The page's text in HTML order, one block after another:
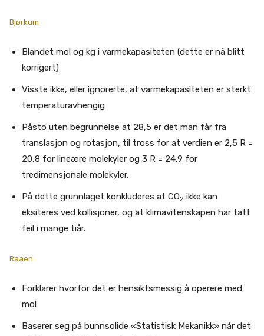
Bjørkum
Blandet mol og kg i varmekapasiteten (dette er nå blitt
korrigert)
Visste ikke, eller ignorerte, at varmekapasiteten er sterkt
temperaturavhengig
Påsto uten begrunnelse at 28,5 er det man får fra
translasjon og rotasjon, til tross for at verdien er 2,5 R =
20,8 for lineære molekyler og 3 R = 24,9 for
tredimensjonale molekyler.
På dette grunnlaget konkluderes at CO2 ikke kan
eksiteres ved kollisjoner, og at klimavitenskapen har tatt
feil i mange tiår.
Raaen
Forklarer hvorfor det er hensiktsmessig å operere med
mol
Baserer seg på bunnsolide «Statistisk Mekanikk» når det